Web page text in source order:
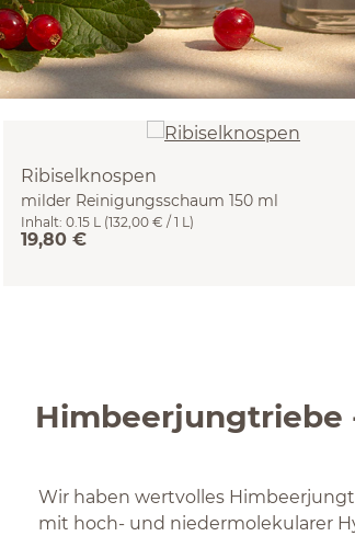
Ribiselknospen
milder Reinigungsschaum 150 ml
Inhalt: 0.15 L (132,00 € / 1 L)
19,80 €
Himbeerjungtriebe
Wir haben wertvolles
mit hoch- und niedermolekularer